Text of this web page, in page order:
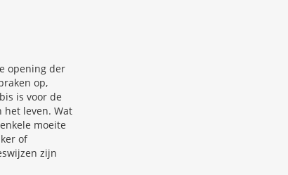
opening der
op,
is voor de
het leven. Wat
moeite
of
zijn